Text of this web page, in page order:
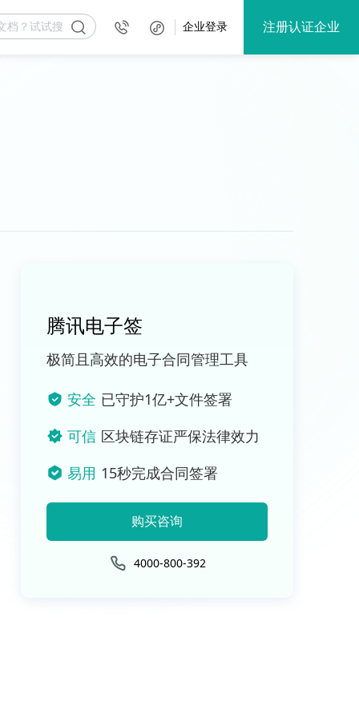
企业登录 注册认证企业
腾讯电子签
极简且高效的电子合同管理工具
安全 已守护1亿+文件签署
可信 区块链存证严保法律效力
易用 15秒完成合同签署
购买咨询
4000-800-392